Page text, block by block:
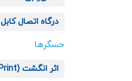
درگاه اتصال کابل
حسگرها
اثر انگشت (FingerPrint)